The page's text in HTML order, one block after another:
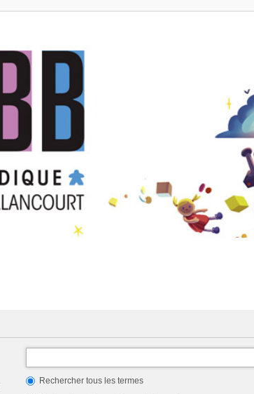
Rechercher tous les termes